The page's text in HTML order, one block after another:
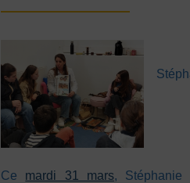
Ce mardi 31 mars,